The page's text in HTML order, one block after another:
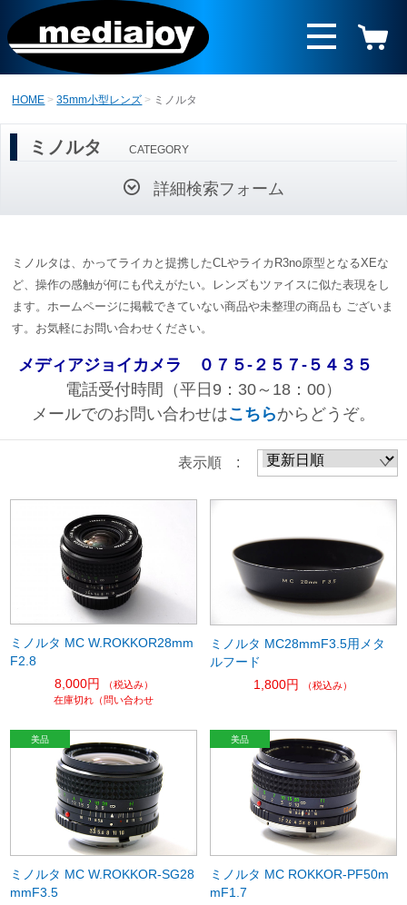
HOME 35mm小型レンズ ミノルタ
ミノルタ CATEGORY
詳細検索フォーム
ミノルタは、かってライカと提携したCLやライカR3no原型となるXEな
ど、操作の感触が何にも代えがたい。レンズもツァイスに似た表現をし
ます。ホームページに掲載できていない商品や未整理の商品も ございま
す。お気軽にお問い合わせください。
メディアジョイカメラ
０７５-２５７-５４３５
電話受付時間（平日9：30～18：00）
メールでのお問い合わせはこちらからどうぞ。
表示順 :
ミノルタ MC W.ROKKOR28mm
F2.8
8,000円
（税込み）
在庫切れ（問い合わせ
ミノルタ MC28mmF3.5用メタ
ルフード
1,800円
（税込み）
ミノルタ MC W.ROKKOR-SG28
mmF3.5
ミノルタ MC ROKKOR-PF50m
mF1.7